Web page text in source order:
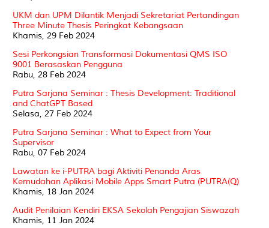
UKM dan UPM Dilantik Menjadi Sekretariat Pertandingan
Three Minute Thesis Peringkat Kebangsaan
Khamis, 29 Feb 2024
Sesi Perkongsian Transformasi Dokumentasi QMS ISO
9001 Berasaskan Pengguna
Rabu, 28 Feb 2024
Putra Sarjana Seminar : Thesis Development: Traditional
and ChatGPT Based
Selasa, 27 Feb 2024
Putra Sarjana Seminar : What to Expect from Your
Supervisor
Rabu, 07 Feb 2024
Lawatan ke i-PUTRA bagi Aktiviti Penanda Aras
Kemudahan Aplikasi Mobile Apps Smart Putra (PUTRA(Q)
Khamis, 18 Jan 2024
Audit Penilaian Kendiri EKSA Sekolah Pengajian Siswazah
Khamis, 11 Jan 2024